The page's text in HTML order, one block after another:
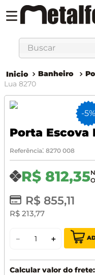
Buscar
Banheiro
Lua 8270
-5%
Porta Escova
Referência: 8270 008
R$ 812,35
R$ 855,11
R$ 213,77
＋
－